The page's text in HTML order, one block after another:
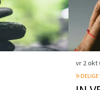
9-DELIGE
vr 2 okt